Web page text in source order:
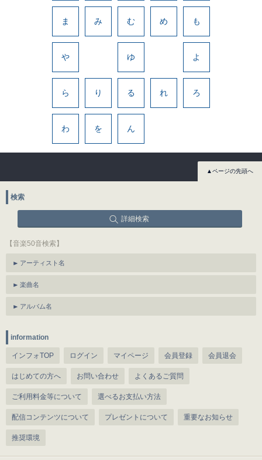
ま み む め も
や ゆ よ
ら り る れ ろ
わ を ん
▲ページの先頭へ
検索
詳細検索
【音楽50音検索】
アーティスト名
楽曲名
アルバム名
information
インフォTOP ログイン マイページ 会員登録 会員退会
はじめての方へ お問い合わせ よくあるご質問
ご利用料金等について 選べるお支払い方法
配信コンテンツについて プレゼントについて 重要なお知らせ
推奨環境